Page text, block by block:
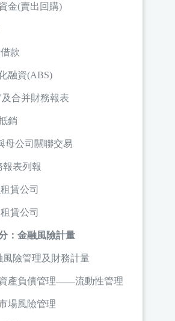
(賣出回購)
款
資(ABS)
合并財務報表
銷
公司關聯交易
表列報
公司
公司
：金融風險計量
險管理及財務計量
負債管理——流動性管理
風險管理